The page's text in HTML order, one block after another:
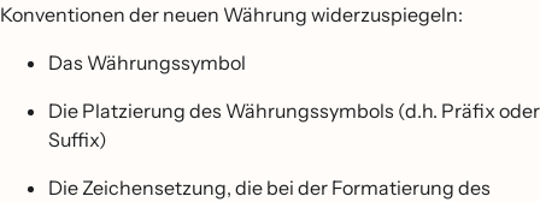
Konventionen der neuen Währung widerzuspiegeln:
Das Währungssymbol
Die Platzierung des Währungssymbols (d.h. Präfix oder
Suffix)
Die Zeichensetzung, die bei der Formatierung des